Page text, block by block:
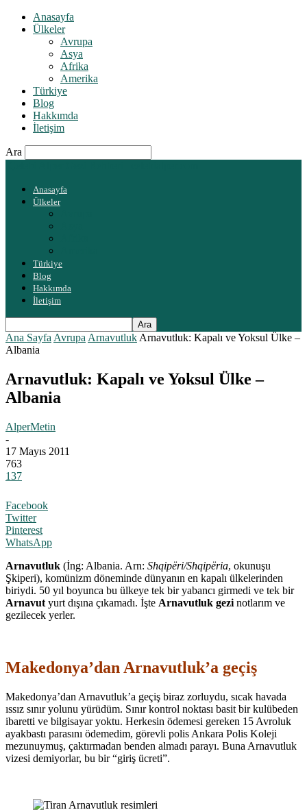
Anasayfa
Ülkeler
Avrupa
Asya
Afrika
Amerika
Türkiye
Blog
Hakkımda
İletişim
Ara
Anasayfa
Ülkeler
Türkiye
Blog
Hakkımda
İletişim
Ana Sayfa Avrupa Arnavutluk Arnavutluk: Kapalı ve Yoksul Ülke –
Albania
Arnavutluk: Kapalı ve Yoksul Ülke –
Albania
AlperMetin
-
17 Mayıs 2011
763
137
Facebook
Twitter
Pinterest
WhatsApp
Arnavutluk (İng: Albania. Arn: Shqipëri/Shqipëria, okunuşu
Şkiperi), komünizm döneminde dünyanın en kapalı ülkelerinden
biriydi. 50 yıl boyunca bu ülkeye tek bir yabancı girmedi ve tek bir
Arnavut yurt dışına çıkamadı. İşte Arnavutluk gezi notlarım ve
gezilecek yerler.
Makedonya’dan Arnavutluk’a geçiş
Makedonya’dan Arnavutluk’a geçiş biraz zorluydu, sıcak havada
ıssız sınır yolunu yürüdüm. Sınır kontrol noktası basit bir kulübeden
ibaretti ve bilgisayar yoktu. Herkesin ödemesi gereken 15 Avroluk
ayakbastı parasını ödemedim, görevli polis Ankara Polis Koleji
mezunuymuş, çaktırmadan benden almadı parayı. Buna Arnavutluk
vizesi demiyorlar, bu bir “giriş ücreti”.